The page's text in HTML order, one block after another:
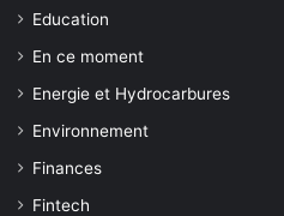
Education
En ce moment
Energie et Hydrocarbures
Environnement
Finances
Fintech